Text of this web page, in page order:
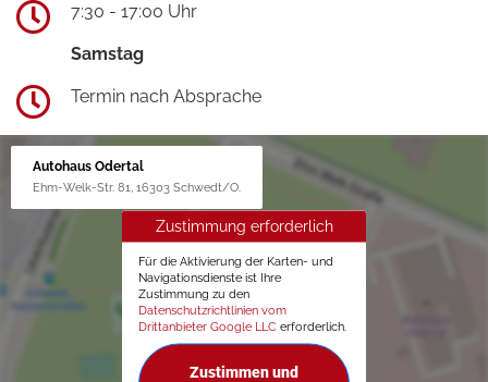
7:30 - 17:00 Uhr
Samstag
Termin nach Absprache
Autohaus Odertal
Ehm-Welk-Str. 81, 16303 Schwedt/O.
Zustimmung erforderlich
Für die Aktivierung der Karten- und
Navigationsdienste ist Ihre
Zustimmung zu den
Datenschutzrichtlinien vom
Drittanbieter Google LLC erforderlich.
Zustimmen und